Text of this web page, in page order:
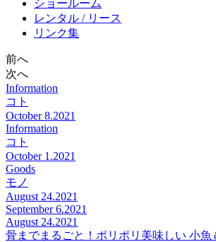
ショールーム
レンタル / リース
リンク集
前へ
次へ
Information
コト
October 8.2021
Information
コト
October 1.2021
Goods
モノ
August 24.2021
September 6.2021
August 24.2021
骨までまるごと！ポリポリ美味しい 小魚